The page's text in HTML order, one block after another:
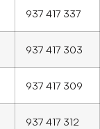
937 417 337
937 417 303
937 417 309
937 417 312